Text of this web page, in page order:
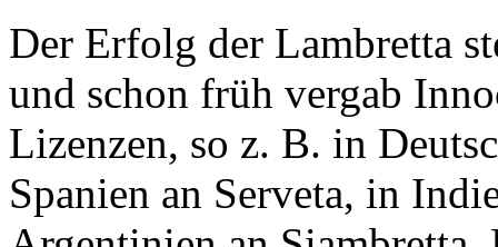
Der Erfolg der Lambretta
und schon früh vergab
Lizenzen, so z. B. in
Spanien an Serveta, in